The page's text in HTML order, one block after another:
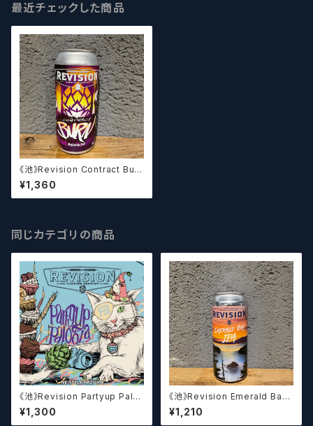
最近チェックした商品
《池》Revision Contract Burn
3x Hazy IPA / コントラクト バ
ーン トリプルヘイジーIPA (47
3ml)【クラフトビール】
¥1,360
同じカテゴリの商品
《池》Revision Partyup Palo
oza (473ml) / パーティアップ
パルーザ
¥1,300
《池》Revision Emerald Bay I
PA (473ml) / エメラルド ベイ I
PA
¥1,210